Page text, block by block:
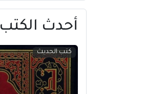
أحدث الكتب
كتب الحديث